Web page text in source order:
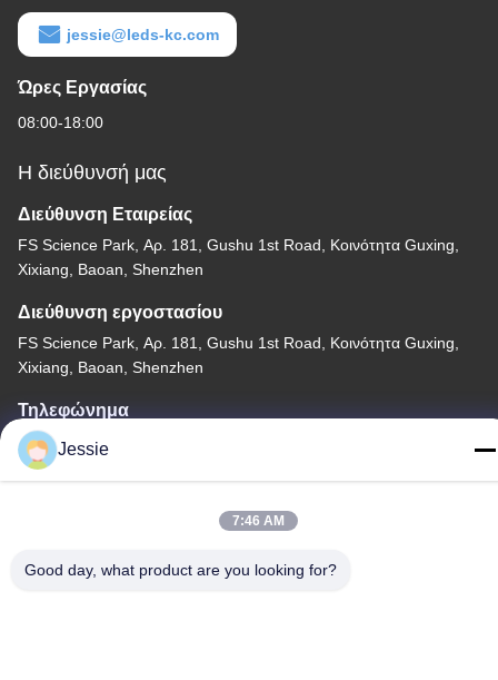
jessie@leds-kc.com
Ώρες Εργασίας
08:00-18:00
Η διεύθυνσή μας
Διεύθυνση Εταιρείας
FS Science Park, Αρ. 181, Gushu 1st Road, Κοινότητα Guxing,
Xixiang, Baoan, Shenzhen
Διεύθυνση εργοστασίου
FS Science Park, Αρ. 181, Gushu 1st Road, Κοινότητα Guxing,
Xixiang, Baoan, Shenzhen
Τηλεφώνημα
86-0755-22300563
Κίνα Καλή ποιότητα οδηγημένο σχεδιάγραμμα αλουμινίου
Jessie
7:46 AM
Good day, what product are you looking for?